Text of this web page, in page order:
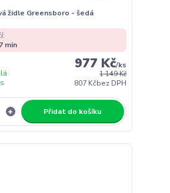
židle Greensboro - šedá
1 149 Kč
977 Kč/ks
807 Kčbez DPH
min
Přidat do košíku